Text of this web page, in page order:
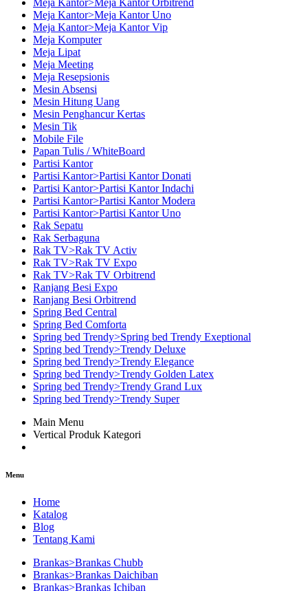
Meja Kantor>Meja Kantor Uno
Meja Kantor>Meja Kantor Vip
Meja Komputer
Meja Lipat
Meja Meeting
Meja Resepsionis
Mesin Absensi
Mesin Hitung Uang
Mesin Penghancur Kertas
Mesin Tik
Mobile File
Papan Tulis / WhiteBoard
Partisi Kantor
Partisi Kantor>Partisi Kantor Donati
Partisi Kantor>Partisi Kantor Indachi
Partisi Kantor>Partisi Kantor Modera
Partisi Kantor>Partisi Kantor Uno
Rak Sepatu
Rak Serbaguna
Rak TV>Rak TV Activ
Rak TV>Rak TV Expo
Rak TV>Rak TV Orbitrend
Ranjang Besi Expo
Ranjang Besi Orbitrend
Spring Bed Central
Spring Bed Comforta
Spring bed Trendy>Spring bed Trendy Exeptional
Spring bed Trendy>Trendy Deluxe
Spring bed Trendy>Trendy Elegance
Spring bed Trendy>Trendy Golden Latex
Spring bed Trendy>Trendy Grand Lux
Spring bed Trendy>Trendy Super
Main Menu
Vertical Produk Kategori
Menu
Home
Katalog
Blog
Tentang Kami
Brankas>Brankas Chubb
Brankas>Brankas Daichiban
Brankas>Brankas Ichiban